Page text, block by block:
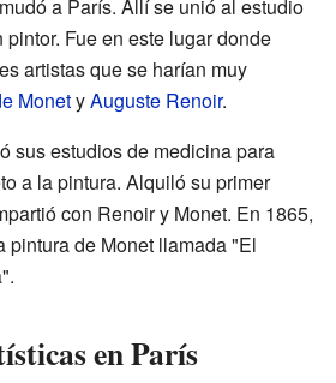
a París. Allí se unió al estudio
Fue en este lugar donde
artistas que se harían muy
MonetyAuguste Renoir.
sus estudios de medicina para
a la pintura. Alquiló su primer
con Renoir y Monet. En 1865,
pintura de Monet llamada "El
en París